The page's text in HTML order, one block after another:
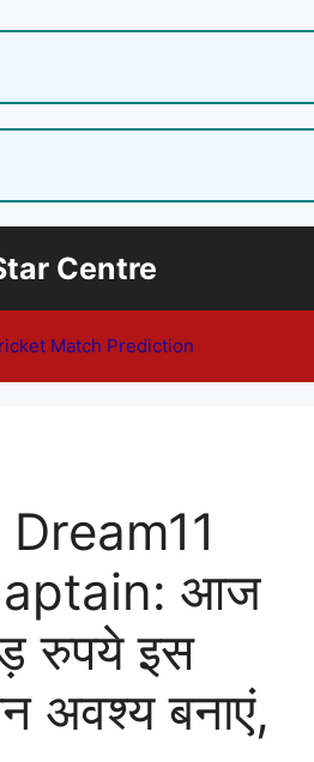
Centre
Match Prediction
आज
रुपये इस
अवश्य बनाएं,